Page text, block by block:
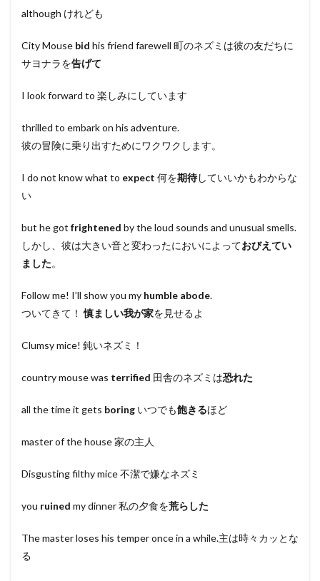
although けれども
City Mouse bid his friend farewell 町のネズミは彼の友だちに
サヨナラを告げて
I look forward to 楽しみにしています
thrilled to embark on his adventure.
彼の冒険に乗り出すためにワクワクします。
I do not know what to expect 何を期待していいかもわからな
い
but he got frightened by the loud sounds and unusual smells.
しかし、彼は大きい音と変わったにおいによっておびえてい
ました。
Follow me! I’ll show you my humble abode.
ついてきて！慎ましい我が家を見せるよ
Clumsy mice! 鈍いネズミ！
country mouse was terrified 田舎のネズミは恐れた
all the time it gets boring いつでも飽きるほど
master of the house 家の主人
Disgusting filthy mice 不潔で嫌なネズミ
you ruined my dinner 私の夕食を荒らした
The master loses his temper once in a while.主は時々カッとな
る